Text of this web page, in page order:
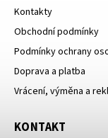
Kontakty
Obchodní podmínky
Podmínky ochrany
Doprava a platba
Vrácení, výměna a
KONTAKT